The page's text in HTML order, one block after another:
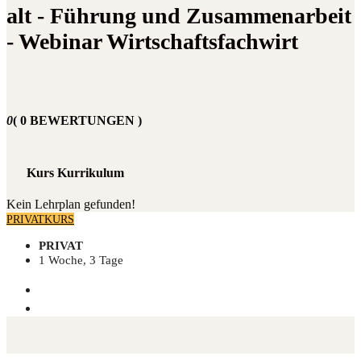
alt - Führung und Zusammenarbeit
- Webinar Wirtschaftsfachwirt
0( 0 BEWERTUNGEN )
Kurs Kurrikulum
Kein Lehrplan gefunden!
PRIVATKURS
PRIVAT
1 Woche, 3 Tage